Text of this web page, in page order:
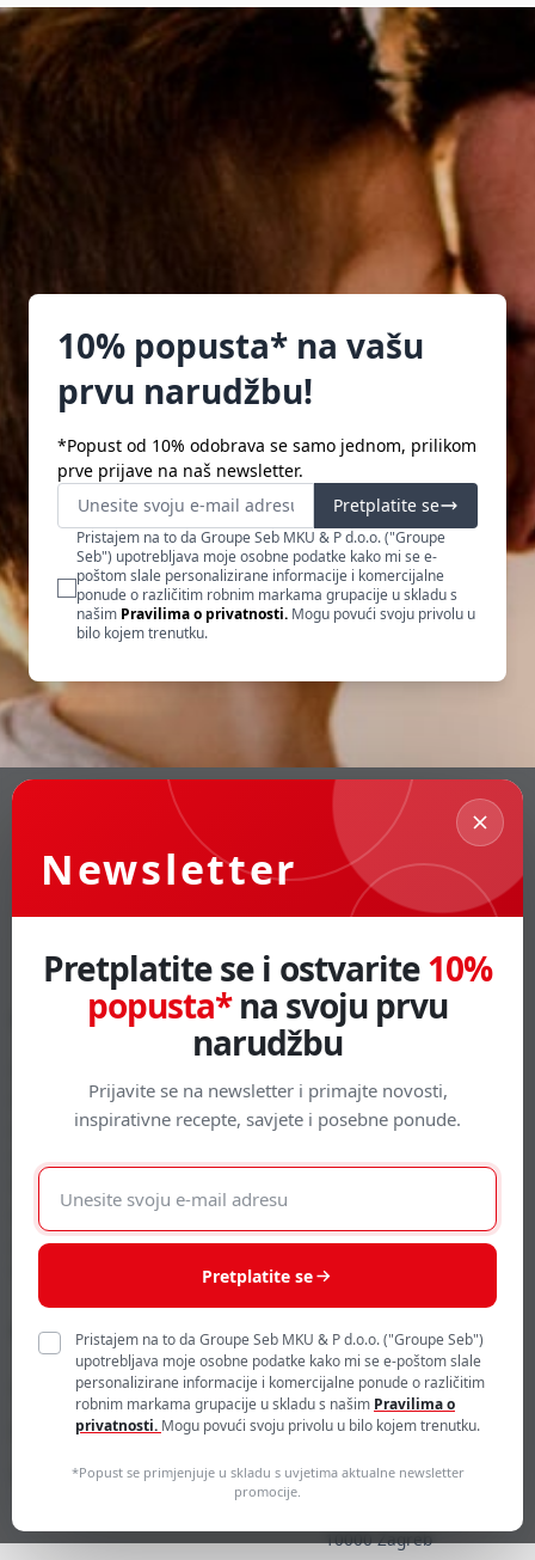
10% popusta* na vašu
prvu narudžbu!
*Popust od 10% odobrava se samo jednom, prilikom
prve prijave na naš newsletter.
Pretplatite se
Pristajem na to da Groupe Seb MKU & P d.o.o. ("Groupe
Seb") upotrebljava moje osobne podatke kako mi se e-
poštom slale personalizirane informacije i komercijalne
ponude o različitim robnim markama grupacije u skladu s
našim Pravilima o privatnosti. Mogu povući svoju privolu u
bilo kojem trenutku.
Newsletter
Pretplatite se i ostvarite10%
popusta*na svoju prvu
narudžbu
Prijavite se na newsletter i primajte novosti,
inspirativne recepte, savjete i posebne ponude.
E-
mail
adresa
Pretplatite se
Pristajem na to da Groupe Seb MKU & P d.o.o. ("Groupe Seb")
upotrebljava moje osobne podatke kako mi se e-poštom slale
personalizirane informacije i komercijalne ponude o različitim
robnim markama grupacije u skladu s našim Pravilima o
privatnosti. Mogu povući svoju privolu u bilo kojem trenutku.
*Popust se primjenjuje u skladu s uvjetima aktualne newsletter
promocije.
Informacije
Pravo na jednostrani raskid
Slanje i dostava
Izjava o korištenju Monri
O nama
Održivost
Zbrinjavanje otpada i zaštita
Moj korisnički račun
Prijavite se
Kreirajte korisnički račun
Kolačići
Kontakt
contact-
hr@groupeseb.com
10000 Zagreb